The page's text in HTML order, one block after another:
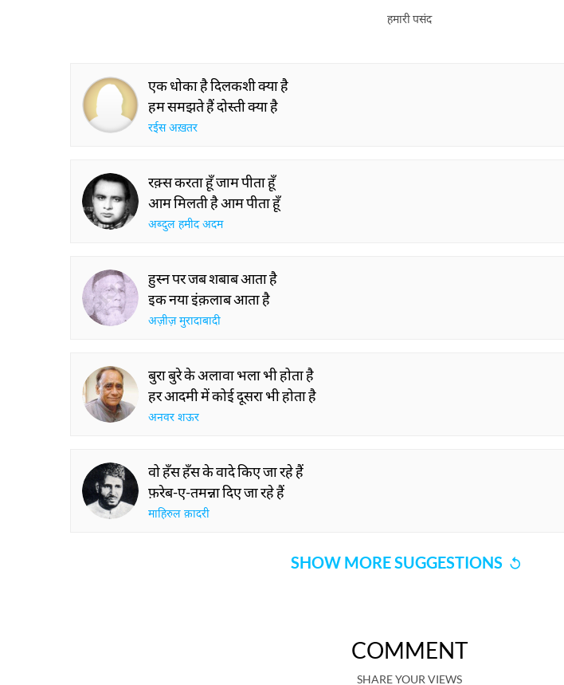
हमारी पसंद
एक धोका है दिलकशी क्या है
हम समझते हैं दोस्ती क्या है
रईस अख़तर
रक़्स करता हूँ जाम पीता हूँ
आम मिलती है आम पीता हूँ
अब्दुल हमीद अदम
हुस्न पर जब शबाब आता है
इक नया इंक़लाब आता है
अज़ीज़ मुरादाबादी
बुरा बुरे के अलावा भला भी होता है
हर आदमी में कोई दूसरा भी होता है
अनवर शऊर
वो हँस हँस के वादे किए जा रहे हैं
फ़रेब-ए-तमन्ना दिए जा रहे हैं
माहिरुल क़ादरी
SHOW MORE SUGGESTIONS
COMMENT
SHARE YOUR VIEWS